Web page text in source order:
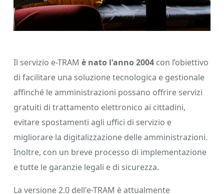
Il servizio e-TRAM è nato l'anno2004 con l’obiettivo
di facilitare una soluzione tecnologica e gestionale
affinché le amministrazioni possano offrire servizi
gratuiti di trattamento elettronico ai cittadini,
evitare spostamenti agli uffici di servizio e
migliorare la digitalizzazione delle amministrazioni.
Inoltre, con un breve processo di implementazione
e tutte le garanzie legali e di sicurezza.
La versione 2.0 dell'e-TRAM è attualmente